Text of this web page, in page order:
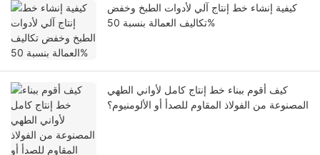
كيفية إنشاء خط إنتاج آلي لأدوات الطبخ وخفض
تكاليف العمالة بنسبة 50%
كيف أقوم ببناء خط إنتاج كامل لأواني الطهي
المصنوعة من الفولاذ المقاوم للصدأ أو الألومنيوم؟